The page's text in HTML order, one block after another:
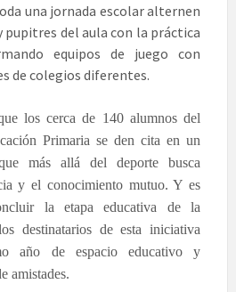
una jornada escolar alternen
pupitres del aula con la práctica
equipos de juego con
de colegios diferentes.
los cerca de 140 alumnos del
Primaria se den cita en un
más allá del deporte busca
y el conocimiento mutuo. Y es
la etapa educativa de la
destinatarios de esta iniciativa
año de espacio educativo y
amistades.